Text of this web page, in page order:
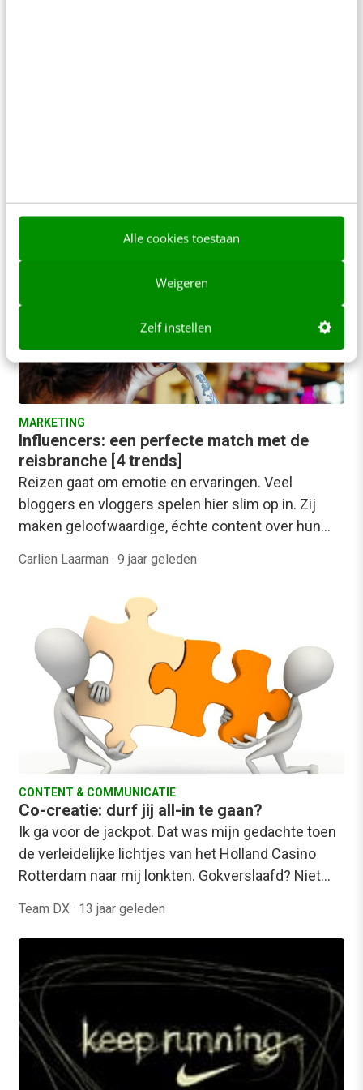
Alle cookies toestaan
Weigeren
Zelf instellen
Het begint al vroeg. Je kunt misschien nog maar
net lopen. Je gaat spelen met een vriendinnetje en
pakt een stuk speelgoed.…
9 jaar geleden
MARKETING
Influencers: een perfecte match met de
reisbranche [4 trends]
Reizen gaat om emotie en ervaringen. Veel
bloggers en vloggers spelen hier slim op in. Zij
maken geloofwaardige, échte content over hun…
Carlien Laarman · 9 jaar geleden
CONTENT & COMMUNICATIE
Co-creatie: durf jij all-in te gaan?
Ik ga voor de jackpot. Dat was mijn gedachte toen
de verleidelijke lichtjes van het Holland Casino
Rotterdam naar mij lonkten. Gokverslaafd? Niet…
Team DX · 13 jaar geleden